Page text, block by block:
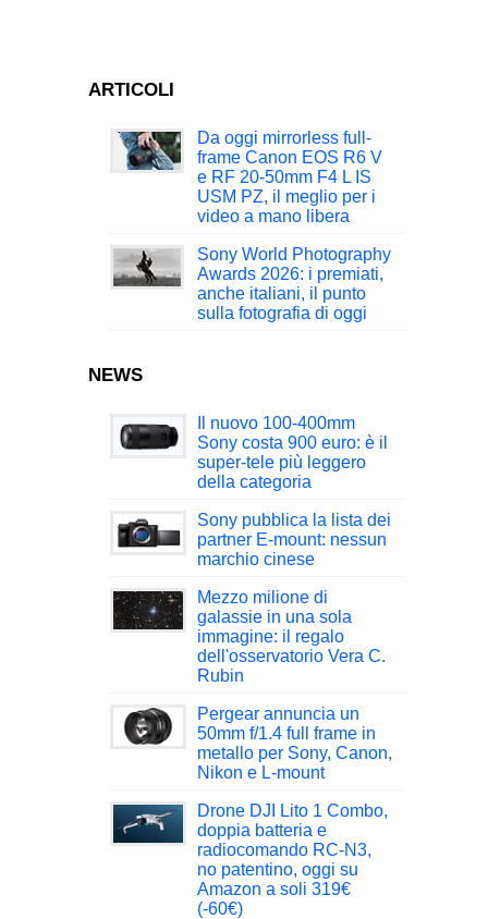
ARTICOLI
Da oggi mirrorless full-
frame Canon EOS R6 V
e RF 20-50mm F4 L IS
USM PZ, il meglio per i
video a mano libera
Sony World Photography
Awards 2026: i premiati,
anche italiani, il punto
sulla fotografia di oggi
NEWS
Il nuovo 100-400mm
Sony costa 900 euro: è il
super-tele più leggero
della categoria
Sony pubblica la lista dei
partner E-mount: nessun
marchio cinese
Mezzo milione di
galassie in una sola
immagine: il regalo
dell'osservatorio Vera C.
Rubin
Pergear annuncia un
50mm f/1.4 full frame in
metallo per Sony, Canon,
Nikon e L-mount
Drone DJI Lito 1 Combo,
doppia batteria e
radiocomando RC-N3,
no patentino, oggi su
Amazon a soli 319€
(-60€)